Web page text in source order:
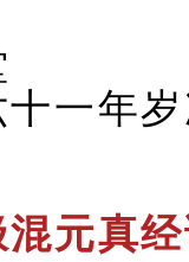
一年
混元真